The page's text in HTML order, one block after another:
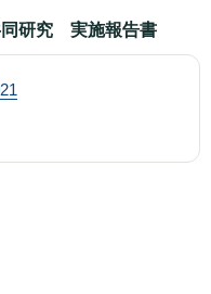
同研究 実施報告書